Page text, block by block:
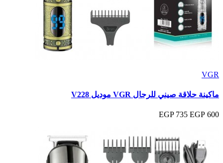
VGR
ماكينة حلاقة صيني للرجال VGR موديل V228
600 EGP
735 EGP